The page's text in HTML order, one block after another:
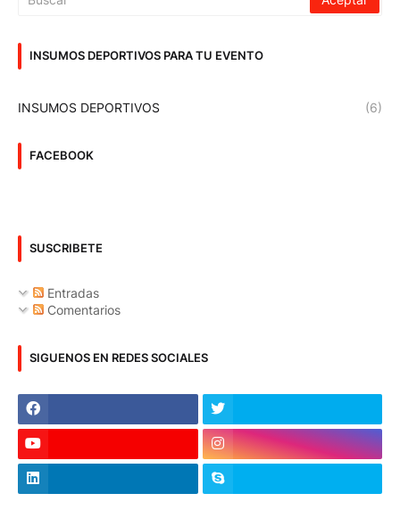
INSUMOS DEPORTIVOS PARA TU EVENTO
INSUMOS DEPORTIVOS (6)
FACEBOOK
SUSCRIBETE
Entradas
Comentarios
SIGUENOS EN REDES SOCIALES